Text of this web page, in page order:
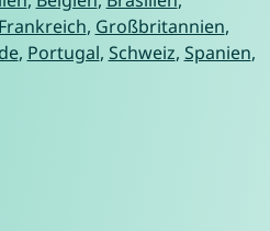
Frankreich, Großbritannien,
, Portugal, Schweiz, Spanien,